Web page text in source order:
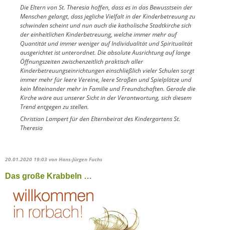
Die Eltern von St. Theresia hoffen, dass es in das Bewusstsein der
Menschen gelangt, dass jegliche Vielfalt in der Kinderbetreuung zu
schwinden scheint und nun auch die katholische Stadtkirche sich
der einheitlichen Kinderbetreuung, welche immer mehr auf
Quantität und immer weniger auf Individualität und Spiritualität
ausgerichtet ist unterordnet. Die absolute Ausrichtung auf lange
Öffnungszeiten zwischenzeitlich praktisch aller
Kinderbetreuungseinrichtungen einschließlich vieler Schulen sorgt
immer mehr für leere Vereine, leere Straßen und Spielplätze und
kein Miteinander mehr in Familie und Freundschaften. Gerade die
Kirche wäre aus unserer Sicht in der Verantwortung, sich diesem
Trend entgegen zu stellen.
Christian Lampert für den Elternbeirat des Kindergartens St.
Theresia
20.01.2020 19:03 von Hans-Jürgen Fuchs
Das große Krabbeln …